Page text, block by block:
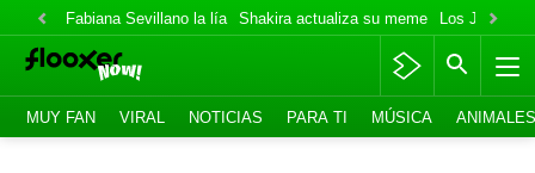
Fabiana Sevillano la lía Shakira actualiza su meme Los Jonas
MUY FAN VIRAL NOTICIAS PARA TI MÚSICA ANIMALES